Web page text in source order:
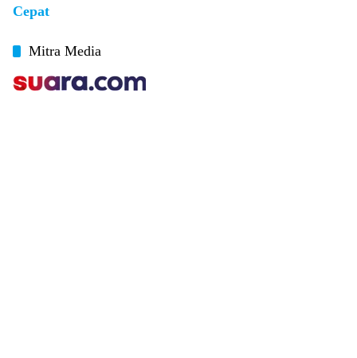
Cepat
Mitra Media